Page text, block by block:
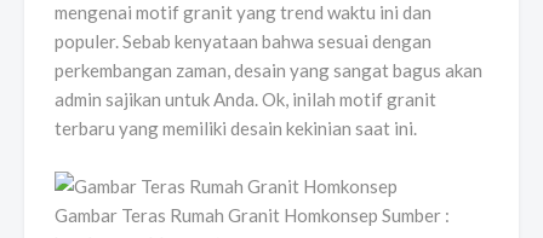
mengenai motif granit yang trend waktu ini dan
populer. Sebab kenyataan bahwa sesuai dengan
perkembangan zaman, desain yang sangat bagus akan
admin sajikan untuk Anda. Ok, inilah motif granit
terbaru yang memiliki desain kekinian saat ini.
Gambar Teras Rumah Granit Homkonsep Sumber :